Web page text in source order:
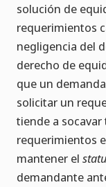
solución de
requerimientos
negligencia del
derecho de
que un
solicitar un
tiende a
requerimientos
mantener el
demandante